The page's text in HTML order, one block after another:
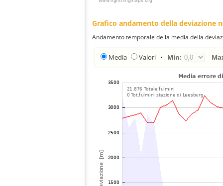
Grafico andamento della deviazione
Andamento temporale della media della
Media Valori • Min: